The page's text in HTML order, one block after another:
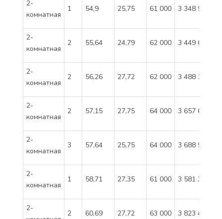
2-
комнатная
1 54,9 25,75 61 000 3 348 900
2-
комнатная
2 55,64 24,79 62 000 3 449 680
2-
комнатная
2 56,26 27,72 62 000 3 488 120
2-
комнатная
2 57,15 27,75 64 000 3 657 600
2-
комнатная
3 57,64 25,75 64 000 3 688 960
2-
комнатная
1 58,71 27,35 61 000 3 581 310
2-
2 60,69 27,72 63 000 3 823 470